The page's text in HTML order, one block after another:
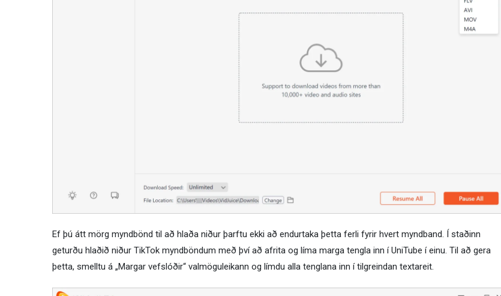
Ef þú átt mörg myndbönd til að hlaða niður þarftu ekki að endurtaka þetta ferli fyrir hvert myndband. Í staðinn
geturðu hlaðið niður TikTok myndböndum með því að afrita og líma marga tengla inn í UniTube í einu. Til að gera
þetta, smelltu á „Margar vefslóðir“ valmöguleikann og límdu alla tenglana inn í tilgreindan textareit.